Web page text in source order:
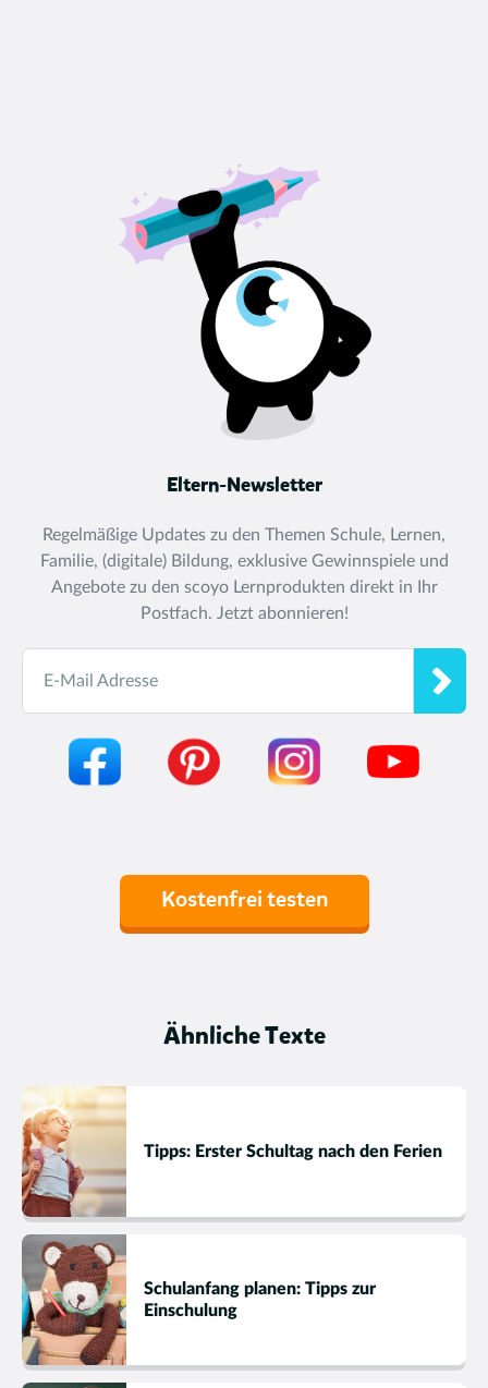
Eltern-Newsletter
Regelmäßige Updates zu den Themen Schule, Lernen,
Familie, (digitale) Bildung, exklusive Gewinnspiele und
Angebote zu den scoyo Lernprodukten direkt in Ihr
Postfach. Jetzt abonnieren!
E-Mail Adresse
Kostenfrei testen
Ähnliche Texte
Tipps: Erster Schultag nach den Ferien
Schulanfang planen: Tipps zur
Einschulung